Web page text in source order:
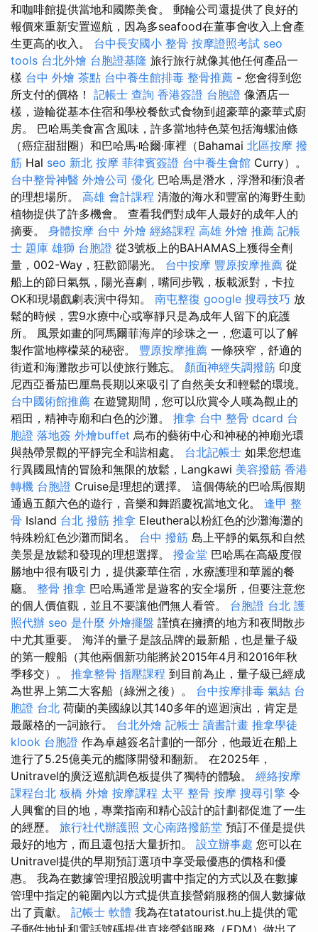
和咖啡館提供當地和國際美食。 郵輪公司還提供了良好的
報價來重新安置巡航，因為多seafood在董事會收入上會產
生更高的收入。 台中長安國小 整骨 按摩證照考試 seo
tools 台北外燴 台胞證基隆 旅行旅行就像其他任何產品一
樣 台中 外燴 茶點 台中養生館排毒 整骨推薦 - 您會得到您
所支付的價格！ 記帳士 查詢 香港簽證 台胞證 像酒店一
樣，遊輪從基本住宿和學校餐飲式食物到超豪華的豪華式廚
房。 巴哈馬美食富含風味，許多當地特色菜包括海螺油條
（癌症甜甜圈）和巴哈馬·哈爾·庫裡（Bahamai 北區按摩 撥
筋 Hal seo 新北 按摩 菲律賓簽證 台中養生會館 Curry）。
台中整骨神醫 外燴公司 優化 巴哈馬是潛水，浮潛和衝浪者
的理想場所。 高雄 會計課程 清澈的海水和豐富的海野生動
植物提供了許多機會。 查看我們對成年人最好的成年人的
摘要。 身體按摩 台中 外燴 經絡課程 高雄 外燴 推薦 記帳
士 題庫 雄獅 台胞證 從3號板上的BAHAMAS上獲得全劑
量，002-Way，狂歡節陽光。 台中按摩 豐原按摩推薦 從
船上的節日氣氛，陽光喜劇，嘴同步戰，板載派對，卡拉
OK和現場戲劇表演中得知。 南屯整復 google 搜尋技巧 放
鬆的時候，雲9水療中心或寧靜只是為成年人留下的庇護
所。 風景如畫的阿馬爾菲海岸的珍珠之一，您還可以了解
製作當地檸檬菜的秘密。 豐原按摩推薦 一條狹窄，舒適的
街道和海灘散步可以使旅行難忘。 顏面神經失調撥筋 印度
尼西亞番茄巴厘島長期以來吸引了自然美女和輕鬆的環境。
台中國術館推薦 在遊覽期間，您可以欣賞令人嘆為觀止的
稻田，精神寺廟和白色的沙灘。 推拿 台中 整骨 dcard 台
胞證 落地簽 外燴buffet 烏布的藝術中心和神秘的神廟光環
與熱帶景觀的平靜完全和諧相處。 台北記帳士 如果您想進
行異國風情的冒險和無限的放鬆，Langkawi 美容撥筋 香港
轉機 台胞證 Cruise是理想的選擇。 這個傳統的巴哈馬假期
通過五顏六色的遊行，音樂和舞蹈慶祝當地文化。 逢甲 整
骨 Island 台北 撥筋 推拿 Eleuthera以粉紅色的沙灘海灘的
特殊粉紅色沙灘而聞名。 台中 撥筋 島上平靜的氣氛和自然
美景是放鬆和發現的理想選擇。 撥金堂 巴哈馬在高級度假
勝地中很有吸引力，提供豪華住宿，水療護理和華麗的餐
廳。 整骨 推拿 巴哈馬通常是遊客的安全場所，但要注意您
的個人價值觀，並且不要讓他們無人看管。 台胞證 台北 護
照代辦 seo 是什麼 外燴擺盤 謹慎在擁擠的地方和夜間散步
中尤其重要。 海洋的量子是該品牌的最新船，也是量子級
的第一艘船（其他兩個新功能將於2015年4月和2016年秋
季移交）。 推拿整骨 指壓課程 到目前為止，量子級已經成
為世界上第二大客船（綠洲之後）。 台中按摩排毒 氣結 台
胞證 台北 荷蘭的美國線以其140多年的巡迴演出，肯定是
最嚴格的一詞旅行。 台北外燴 記帳士 讀書計畫 推拿學徒
klook 台胞證 作為卓越簽名計劃的一部分，他最近在船上
進行了5.25億美元的艦隊開發和翻新。 在2025年，
Unitravel的廣泛巡航調色板提供了獨特的體驗。 經絡按摩
課程台北 板橋 外燴 按摩課程 太平 整骨 按摩 搜尋引擎 令
人興奮的目的地，專業指南和精心設計的計劃都促進了一生
的經歷。 旅行社代辦護照 文心南路撥筋堂 預訂不僅是提供
最好的地方，而且還包括大量折扣。 設立辦事處 您可以在
Unitravel提供的早期預訂選項中享受最優惠的價格和優
惠。 我為在數據管理招股說明書中指定的方式以及在數據
管理中指定的範圍內以方式提供直接營銷服務的個人數據做
出了貢獻。 記帳士 軟體 我為在tatatourist.hu上提供的電
子郵件地址和電話號碼提供直接營銷服務（EDM）做出了